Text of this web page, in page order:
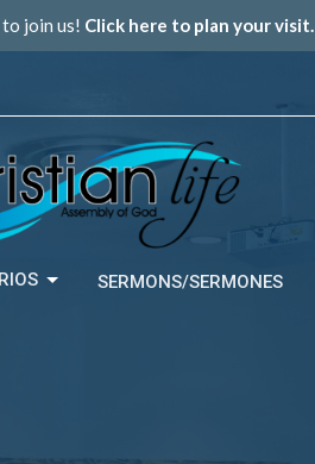
join us! Click here to plan your visit.
SERMONS/SERMONES